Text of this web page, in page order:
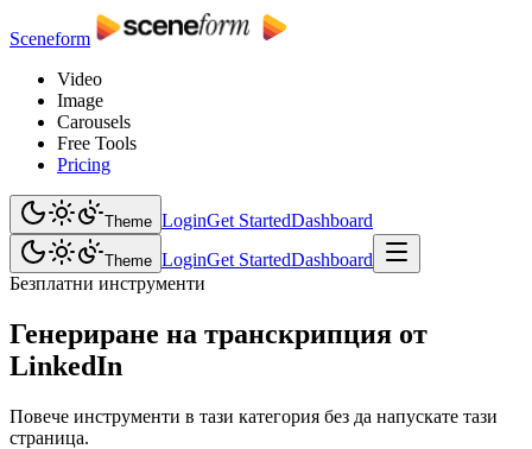
Sceneform
Video
Image
Carousels
Free Tools
Pricing
Theme LoginGet StartedDashboard
Theme LoginGet StartedDashboard
Безплатни инструменти
Генериране на транскрипция от
LinkedIn
Повече инструменти в тази категория без да напускате тази
страница.